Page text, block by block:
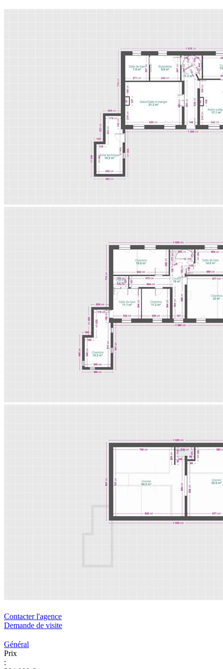
Contacter l'agence
Demande de visite
Général
Prix
: